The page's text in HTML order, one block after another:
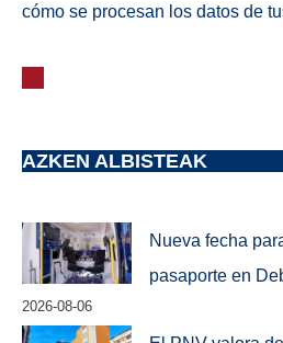
cómo se procesan los datos de
AZKEN ALBISTEAK
Nueva fecha
pasaporte en
2026-08-06